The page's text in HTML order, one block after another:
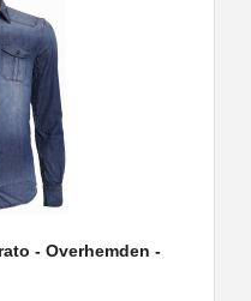
- Overhemden -